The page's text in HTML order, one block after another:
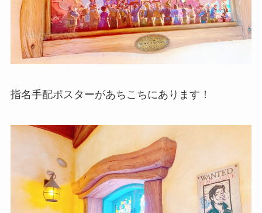
指名手配ポスターがあちこちにあります！